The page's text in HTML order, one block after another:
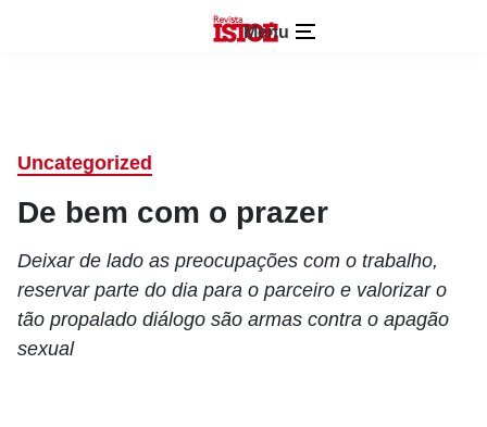
Menu
Uncategorized
De bem com o prazer
Deixar de lado as preocupações com o trabalho,
reservar parte do dia para o parceiro e valorizar o
tão propalado diálogo são armas contra o apagão
sexual